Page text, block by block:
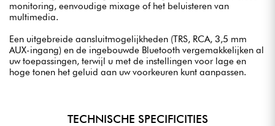
monitoring, eenvoudige mixage of het beluisteren van
multimedia.
Een uitgebreide aansluitmogelijkheden (TRS, RCA, 3,5 mm
AUX-ingang) en de ingebouwde Bluetooth vergemakkelijken al
uw toepassingen, terwijl u met de instellingen voor lage en
hoge tonen het geluid aan uw voorkeuren kunt aanpassen.
TECHNISCHE SPECIFICITIES